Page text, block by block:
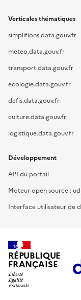
Verticales thématiques
simplifions.data.gouv.fr
meteo.data.gouv.fr
transport.data.gouv.fr
ecologie.data.gouv.fr
defis.data.gouv.fr
culture.data.gouv.fr
logistique.data.gouv.fr
Développement
API du portail
Moteur open source :
Interface utilisateur de
RÉPUBLIQUE
FRANÇAISE